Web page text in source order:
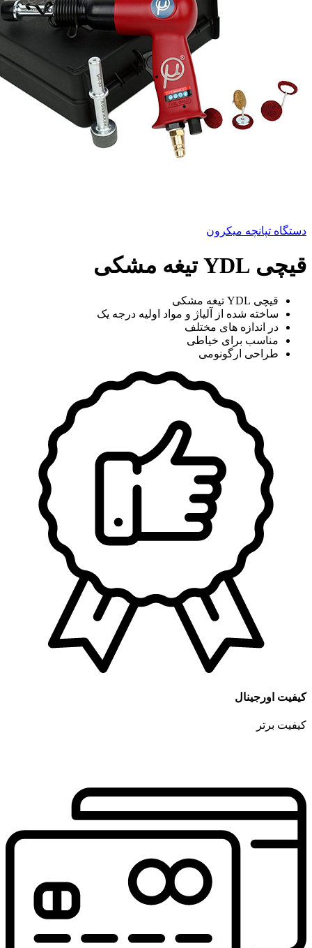
دستگاه تپانچه میکرون
قیچی YDL تیغه مشکی
قیچی YDL تیغه مشکی
ساخته شده از آلیاژ و مواد اولیه درجه یک
در اندازه های مختلف
مناسب برای خیاطی
طراحی ارگونومی
کیفیت اورجینال
کیفیت برتر